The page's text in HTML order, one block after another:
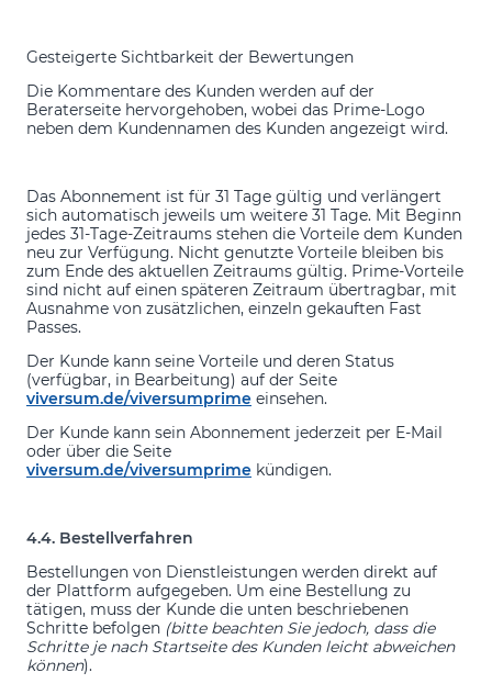
Gesteigerte Sichtbarkeit der Bewertungen
Die Kommentare des Kunden werden auf der
Beraterseite hervorgehoben, wobei das Prime-Logo
neben dem Kundennamen des Kunden angezeigt wird.
Das Abonnement ist für 31 Tage gültig und verlängert
sich automatisch jeweils um weitere 31 Tage. Mit Beginn
jedes 31-Tage-Zeitraums stehen die Vorteile dem Kunden
neu zur Verfügung. Nicht genutzte Vorteile bleiben bis
zum Ende des aktuellen Zeitraums gültig. Prime-Vorteile
sind nicht auf einen späteren Zeitraum übertragbar, mit
Ausnahme von zusätzlichen, einzeln gekauften Fast
Passes.
Der Kunde kann seine Vorteile und deren Status
(verfügbar, in Bearbeitung) auf der Seite
viversum.de/viversumprime einsehen.
Der Kunde kann sein Abonnement jederzeit per E-Mail
oder über die Seite
viversum.de/viversumprime kündigen.
4.4. Bestellverfahren
Bestellungen von Dienstleistungen werden direkt auf
der Plattform aufgegeben. Um eine Bestellung zu
tätigen, muss der Kunde die unten beschriebenen
Schritte befolgen (bitte beachten Sie jedoch, dass die
Schritte je nach Startseite des Kunden leicht abweichen
können).